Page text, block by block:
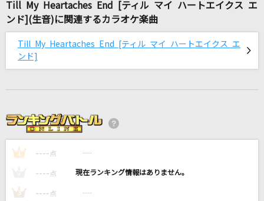
桜晴
優里
Love is...
セレナーデ
なとり
Dark Rainbow
Till My Heartaches End [ティル マイ ハートエイクス エ
ンド](生音)に関連するカラオケ楽曲
Till My Heartaches End [ティル マイ ハートエイクス エ
ンド]
1 ---- 点 ----
---- 点 ----
3 ---- 点 ----